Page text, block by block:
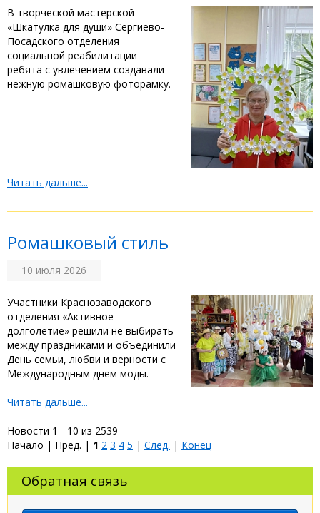
‎В творческой мастерской
«Шкатулка для души» Сергиево-
Посадского отделения
социальной реабилитации
ребята с увлечением создавали
нежную ромашковую фоторамку. ‎
Читать дальше...
Ромашковый стиль
10 июля 2026
‎Участники Краснозаводского
отделения «Активное
долголетие» решили не выбирать
между праздниками и объединили
День семьи, любви и верности с
Международным днем моды.
Читать дальше...
Новости 1 - 10 из 2539
Начало | Пред. | 1 2 3 4 5 | След. | Конец
Обратная связь